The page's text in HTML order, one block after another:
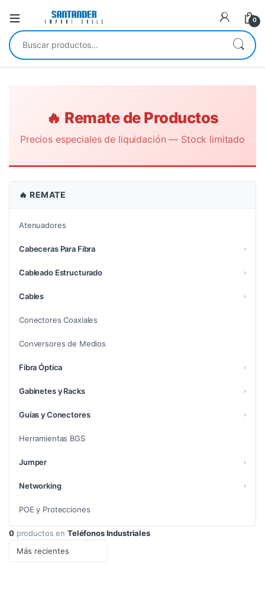
0
Buscar por:
🔥 Remate de Productos
Precios especiales de liquidación — Stock limitado
🔥 REMATE
Atenuadores
Cabeceras Para Fibra ›
Cableado Estructurado ›
Cables ›
Conectores Coaxiales
Conversores de Medios
Fibra Óptica ›
Gabinetes y Racks ›
Guías y Conectores ›
Herramientas BGS
Jumper ›
Networking ›
POE y Protecciones
0productos en Teléfonos Industriales